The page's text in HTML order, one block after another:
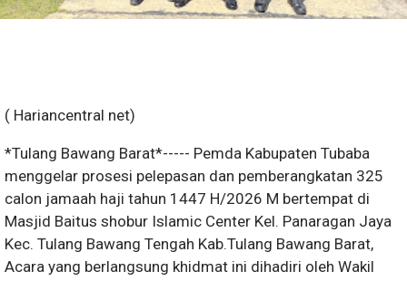
( Hariancentral net)
*Tulang Bawang Barat*----- Pemda Kabupaten Tubaba
menggelar prosesi pelepasan dan pemberangkatan 325
calon jamaah haji tahun 1447 H/2026 M bertempat di
Masjid Baitus shobur Islamic Center Kel. Panaragan Jaya
Kec. Tulang Bawang Tengah Kab.Tulang Bawang Barat,
Acara yang berlangsung khidmat ini dihadiri oleh Wakil